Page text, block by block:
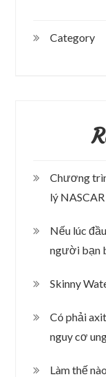
Category
Chương
lý NASCAR
Nếu lúc
người bạn
Skinny
Có phải
nguy cơ
Làm thế